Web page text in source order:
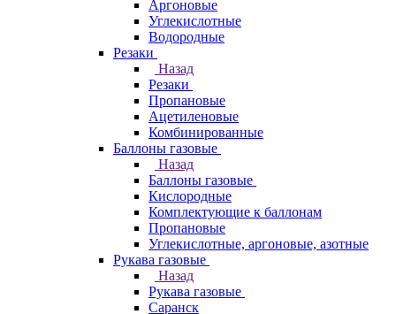
Аргоновые
Углекислотные
Водородные
Резаки
Назад
Резаки
Пропановые
Ацетиленовые
Комбинированные
Баллоны газовые
Назад
Баллоны газовые
Кислородные
Комплектующие к баллонам
Пропановые
Углекислотные, аргоновые, азотные
Рукава газовые
Назад
Рукава газовые
Саранск